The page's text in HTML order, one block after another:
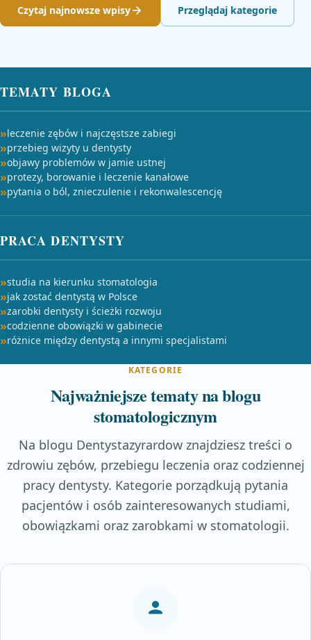
Czytaj najnowsze wpisy Przeglądaj kategorie
TEMATY BLOGA
leczenie zębów i najczęstsze zabiegi
przebieg wizyty u dentysty
objawy problemów w jamie ustnej
protezy, borowanie i leczenie kanałowe
pytania o ból, znieczulenie i rekonwalescencję
PRACA DENTYSTY
studia na kierunku stomatologia
jak zostać dentystą w Polsce
zarobki dentysty i ścieżki rozwoju
codzienne obowiązki w gabinecie
różnice między dentystą a innymi specjalistami
KATEGORIE
Najważniejsze tematy na blogu
stomatologicznym
Na blogu Dentystazyrardow znajdziesz treści o
zdrowiu zębów, przebiegu leczenia oraz codziennej
pracy dentysty. Kategorie porządkują pytania
pacjentów i osób zainteresowanych studiami,
obowiązkami oraz zarobkami w stomatologii.